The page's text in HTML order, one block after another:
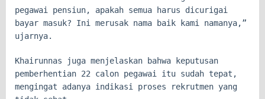
pegawai pensiun, apakah semua harus dicurigai
bayar masuk? Ini merusak nama baik kami namanya,”
ujarnya.
Khairunnas juga menjelaskan bahwa keputusan
pemberhentian 22 calon pegawai itu sudah tepat,
mengingat adanya indikasi proses rekrutmen yang